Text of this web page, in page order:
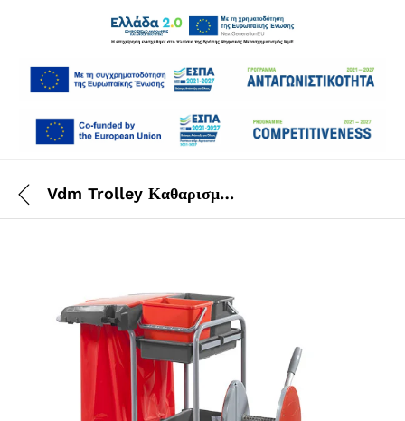
Vdm Trolley Καθαρισμού Ideatop 13